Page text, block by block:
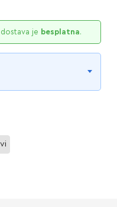
dostava je besplatna.